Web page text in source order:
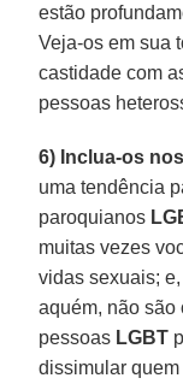
estão
Veja-os em sua
castidade com
pessoas
6) Inclua-os
uma tendência
paroquianos
muitas vezes
vidas sexuais;
aquém, não são
pessoas LGBT
dissimular